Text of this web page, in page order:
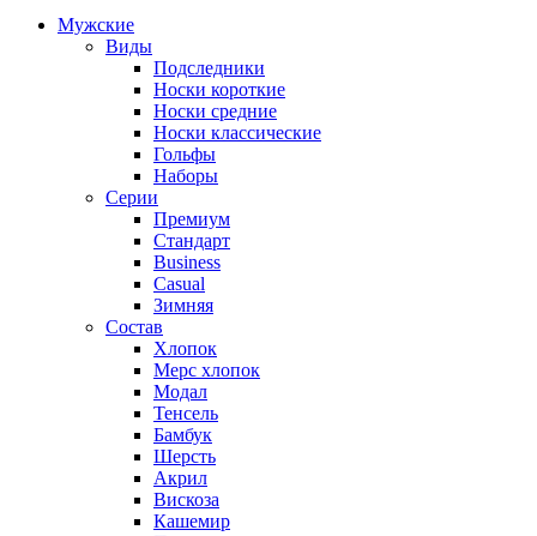
Мужские
Виды
Подследники
Носки короткие
Носки средние
Носки классические
Гольфы
Наборы
Серии
Премиум
Стандарт
Business
Casual
Зимняя
Состав
Хлопок
Мерс хлопок
Модал
Тенсель
Бамбук
Шерсть
Акрил
Вискоза
Кашемир